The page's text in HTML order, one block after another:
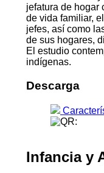
En esta
hogares" tiene el
cambios de los
periodo 2002-
análisis la
analiza la
demográficos,
como el tamaño
jefatura de
de vida familiar,
jefes, así como
indígenas.